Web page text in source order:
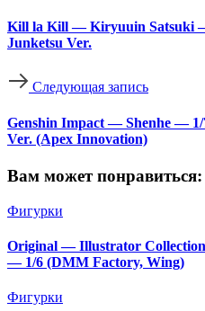
Kill la Kill — Kiryuuin Satsuki
Junketsu Ver.
Следующая запись
Genshin Impact — Shenhe —
Ver. (Apex Innovation)
Вам может понравиться:
Фигурки
Original — Illustrator
— 1/6 (DMM Factory, Wing)
Фигурки